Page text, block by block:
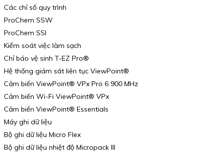
Các chỉ số quy trình
ProChem SSW
ProChem SSI
Kiểm soát việc làm sạch
Chỉ báo vệ sinh T-EZ Pro®
Hệ thống giám sát liên tục ViewPoint®
Cảm biến ViewPoint® VPx Pro 6 900 MHz
Cảm biến Wi-Fi ViewPoint® VPx
Cảm biến ViewPoint® Essentials
Máy ghi dữ liệu
Bộ ghi dữ liệu Micro Flex
Bộ ghi dữ liệu nhiệt độ Micropack III